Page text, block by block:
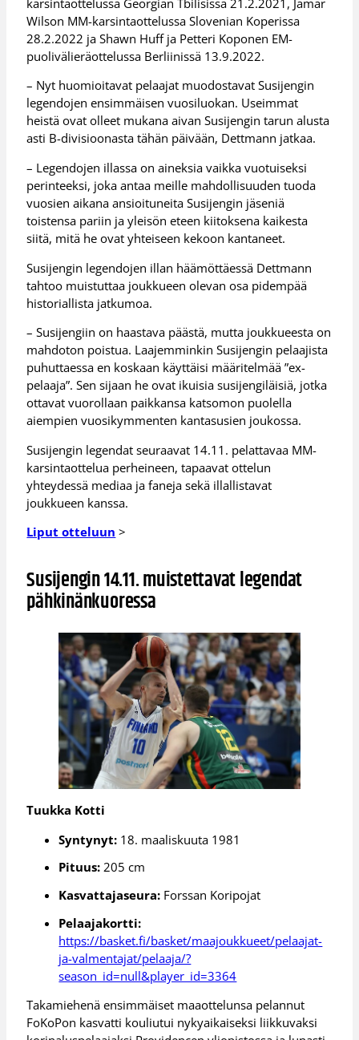
Wilson MM-karsintaottelussa Slovenian Koperissa
28.2.2022 ja Shawn Huff ja Petteri Koponen EM-
puolivälieräottelussa Berliinissä 13.9.2022.
– Nyt huomioitavat pelaajat muodostavat Susijengin
legendojen ensimmäisen vuosiluokan. Useimmat
heistä ovat olleet mukana aivan Susijengin tarun alusta
asti B-divisioonasta tähän päivään, Dettmann jatkaa.
– Legendojen illassa on aineksia vaikka vuotuiseksi
perinteeksi, joka antaa meille mahdollisuuden tuoda
vuosien aikana ansioituneita Susijengin jäseniä
toistensa pariin ja yleisön eteen kiitoksena kaikesta
siitä, mitä he ovat yhteiseen kekoon kantaneet.
Susijengin legendojen illan häämöttäessä Dettmann
tahtoo muistuttaa joukkueen olevan osa pidempää
historiallista jatkumoa.
– Susijengiin on haastava päästä, mutta joukkueesta on
mahdoton poistua. Laajemminkin Susijengin pelaajista
puhuttaessa en koskaan käyttäisi määritelmää ”ex-
pelaaja”. Sen sijaan he ovat ikuisia susijengiläisiä, jotka
ottavat vuorollaan paikkansa katsomon puolella
aiempien vuosikymmenten kantasusien joukossa.
Susijengin legendat seuraavat 14.11. pelattavaa MM-
karsintaottelua perheineen, tapaavat ottelun
yhteydessä mediaa ja faneja sekä illallistavat
joukkueen kanssa.
Liput otteluun >
Susijengin 14.11. muistettavat legendat
pähkinänkuoressa
Tuukka Kotti
Syntynyt: 18. maaliskuuta 1981
Pituus: 205 cm
Kasvattajaseura: Forssan Koripojat
Pelaajakortti:
https://basket.fi/basket/maajoukkueet/pelaajat-
ja-valmentajat/pelaaja/?
season_id=null&player_id=3364
Takamiehenä ensimmäiset maaottelunsa pelannut
FoKoPon kasvatti kouliutui nykyaikaiseksi liikkuvaksi